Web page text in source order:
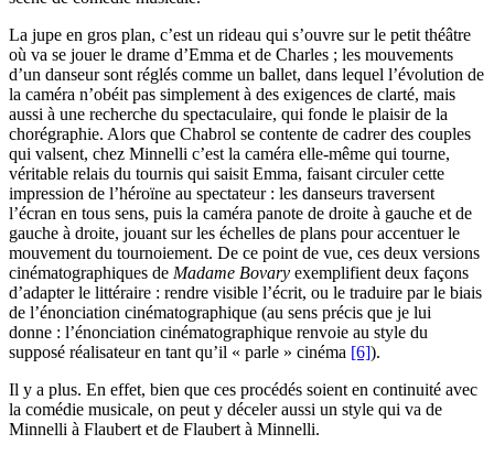
La jupe en gros plan, c’est un rideau qui s’ouvre sur le petit théâtre
où va se jouer le drame d’Emma et de Charles ; les mouvements
d’un danseur sont réglés comme un ballet, dans lequel l’évolution de
la caméra n’obéit pas simplement à des exigences de clarté, mais
aussi à une recherche du spectaculaire, qui fonde le plaisir de la
chorégraphie. Alors que Chabrol se contente de cadrer des couples
qui valsent, chez Minnelli c’est la caméra elle-même qui tourne,
véritable relais du tournis qui saisit Emma, faisant circuler cette
impression de l’héroïne au spectateur : les danseurs traversent
l’écran en tous sens, puis la caméra panote de droite à gauche et de
gauche à droite, jouant sur les échelles de plans pour accentuer le
mouvement du tournoiement. De ce point de vue, ces deux versions
cinématographiques de Madame Bovary exemplifient deux façons
d’adapter le littéraire : rendre visible l’écrit, ou le traduire par le biais
de l’énonciation cinématographique (au sens précis que je lui
donne : l’énonciation cinématographique renvoie au style du
supposé réalisateur en tant qu’il « parle » cinéma [6]).
Il y a plus. En effet, bien que ces procédés soient en continuité avec
la comédie musicale, on peut y déceler aussi un style qui va de
Minnelli à Flaubert et de Flaubert à Minnelli.